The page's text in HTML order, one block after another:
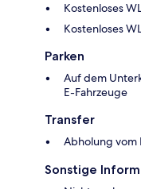
Kostenloses
Kostenloses
Parken
Auf dem
E-Fahrzeuge
Transfer
Abholung vom
Sonstige